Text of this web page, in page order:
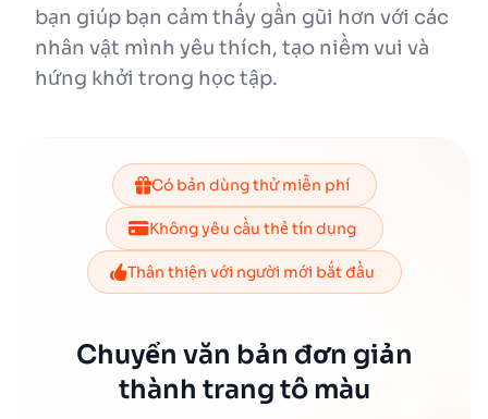
bạn giúp bạn cảm thấy gần gũi hơn với các
nhân vật mình yêu thích, tạo niềm vui và
hứng khởi trong học tập.
Có bản dùng thử miễn phí
Không yêu cầu thẻ tín dụng
Thân thiện với người mới bắt đầu
Chuyển văn bản đơn giản
thành trang tô màu